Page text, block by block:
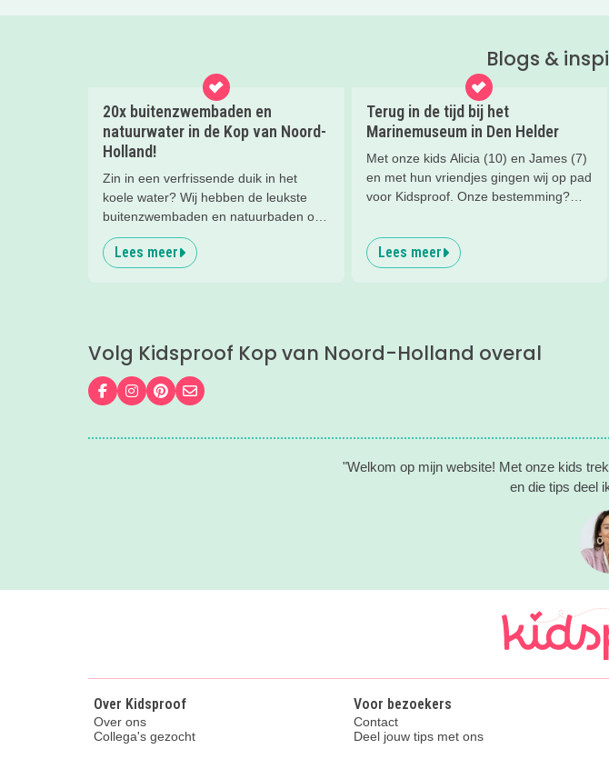
Blogs &
20x buitenzwembaden en
natuurwater in de Kop van Noord-
Holland!
Zin in een verfrissende duik in het
koele water? Wij hebben de leukste
buitenzwembaden en natuurbaden op
een rijtje gezet. Pak een handdoek en
plonsen maar! (foto: Zwembad
Lees meer
Terug in de tijd bij het
Marinemuseum in Den Helder
Met onze kids Alicia (10) en James (7)
en met hun vriendjes gingen wij op pad
voor Kidsproof. Onze bestemming?
geloof ons: dit is echt zo’n plek waar je
makkelijk een paar uur zoet bent!
Lees meer
Volg Kidsproof Kop van Noord-Holland overal
Volg ons op Facebook
Volg ons op Instagram
Volg ons op Pinterest
Mail ons
"Welkom op mijn website! Met onze kids
en die tips deel
Over Kidsproof
Over ons
Collega's gezocht
Voor bezoekers
Contact
Deel jouw tips met ons